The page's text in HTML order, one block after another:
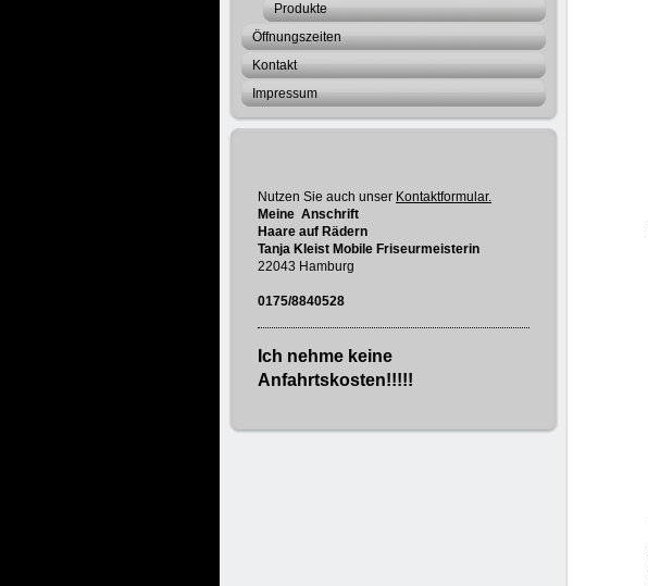
Produkte
Öffnungszeiten
Kontakt
Impressum
Nutzen Sie auch unser Kontaktformular.
Meine Anschrift
Haare auf Rädern
Tanja Kleist Mobile Friseurmeisterin
22043 Hamburg
0175/8840528
Ich nehme keine
Anfahrtskosten!!!!!